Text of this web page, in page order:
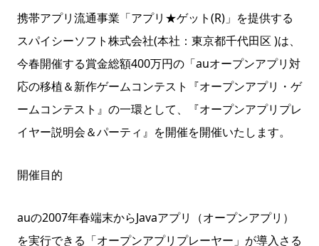
携帯アプリ流通事業「アプリ★ゲット(R)」を提供する
スパイシーソフト株式会社(本社：東京都千代田区 )は、
今春開催する賞金総額400万円の「auオープンアプリ対
応の移植＆新作ゲームコンテスト『オープンアプリ・ゲ
ームコンテスト』の一環として、『オープンアプリプレ
イヤー説明会＆パーティ』を開催を開催いたします。
開催目的
auの2007年春端末からJavaアプリ（オープンアプリ）
を実行できる「オープンアプリプレーヤー」が導入さる